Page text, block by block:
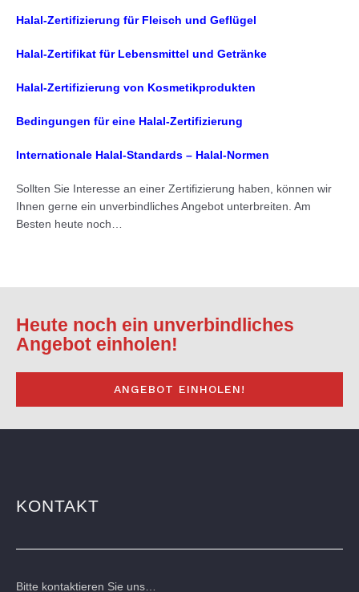
Halal-Zertifizierung für Fleisch und Geflügel
Halal-Zertifikat für Lebensmittel und Getränke
Halal-Zertifizierung von Kosmetikprodukten
Bedingungen für eine Halal-Zertifizierung
Internationale Halal-Standards – Halal-Normen
Sollten Sie Interesse an einer Zertifizierung haben, können wir
Ihnen gerne ein unverbindliches Angebot unterbreiten. Am
Besten heute noch…
Heute noch ein unverbindliches
Angebot einholen!
ANGEBOT EINHOLEN!
KONTAKT
Bitte kontaktieren Sie uns…